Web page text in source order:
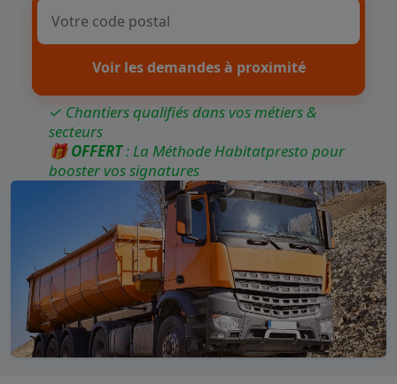
Voir les demandes à proximité
✓ Chantiers qualifiés dans vos métiers &
secteurs
🎁OFFERT: La Méthode Habitatpresto pour
booster vos signatures